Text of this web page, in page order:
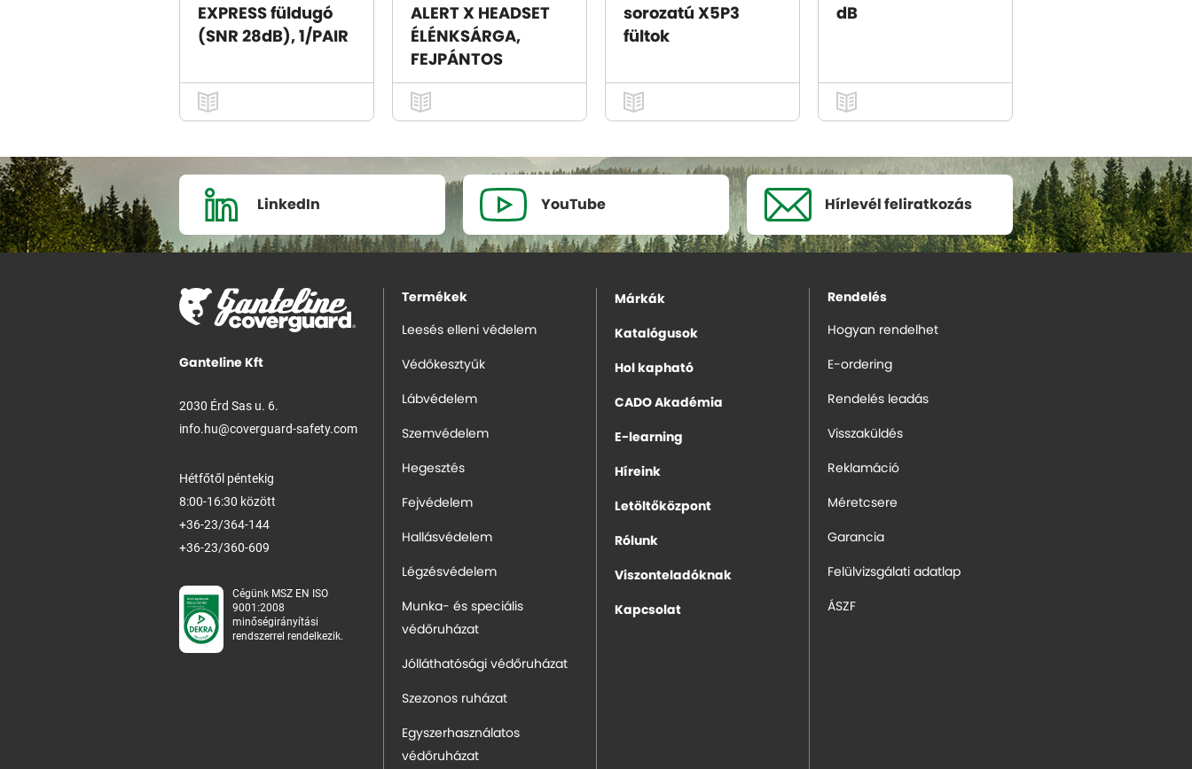
EXPRESS füldugó
(SNR 28dB), 1/PAIR
ALERT X HEADSET
ÉLÉNKSÁRGA,
FEJPÁNTOS
sorozatú X5P3
fültok
dB
LinkedIn YouTube Hírlevél feliratkozás
Ganteline Kft
2030 Érd Sas u. 6.
info.hu@coverguard-safety.com
Hétfőtől péntekig
8:00-16:30 között
+36-23/364-144
+36-23/360-609
Cégünk MSZ EN ISO
9001:2008
minőségirányítási
rendszerrel rendelkezik.
Termékek
Leesés elleni védelem
Védőkesztyűk
Lábvédelem
Szemvédelem
Hegesztés
Fejvédelem
Hallásvédelem
Légzésvédelem
Munka- és speciális
védőruházat
Jólláthatósági védőruházat
Szezonos ruházat
Egyszerhasználatos
védőruházat
Márkák
Katalógusok
Hol kapható
CADO Akadémia
E-learning
Híreink
Letöltőközpont
Rólunk
Viszonteladóknak
Kapcsolat
Rendelés
Hogyan rendelhet
E-ordering
Rendelés leadás
Visszaküldés
Reklamáció
Méretcsere
Garancia
Felülvizsgálati adatlap
ÁSZF